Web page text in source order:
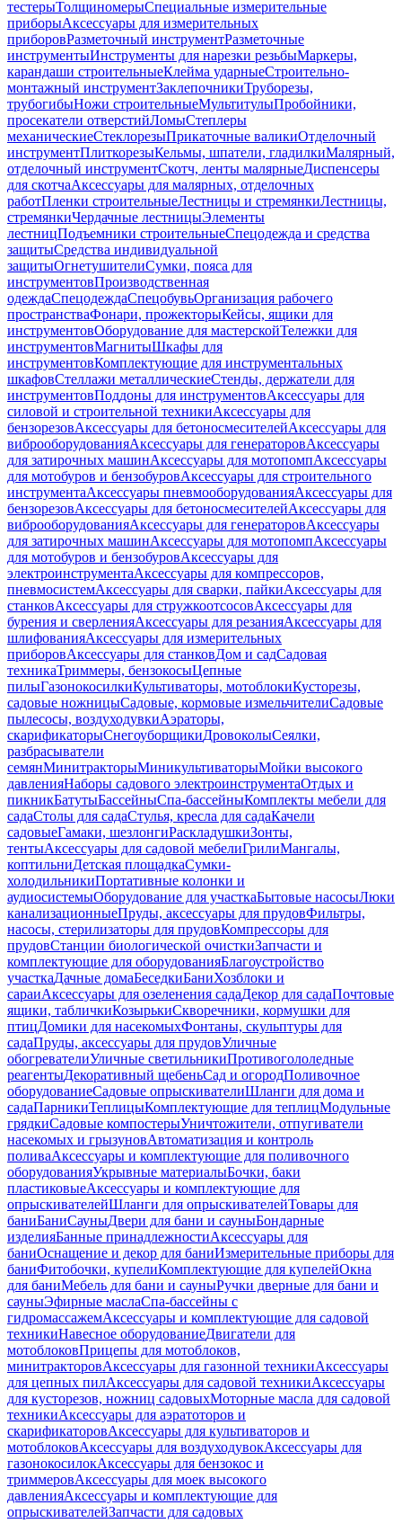
тестерыТолщиномерыСпециальные измерительные
приборыАксессуары для измерительных
приборовРазметочный инструментРазметочные
инструментыИнструменты для нарезки резьбыМаркеры,
карандаши строительныеКлейма ударныеСтроительно-
монтажный инструментЗаклепочникиТруборезы,
трубогибыНожи строительныеМультитулыПробойники,
просекатели отверстийЛомыСтеплеры
механическиеСтеклорезыПрикаточные валикиОтделочный
инструментПлиткорезыКельмы, шпатели, гладилкиМалярный,
отделочный инструментСкотч, ленты малярныеДиспенсеры
для скотчаАксессуары для малярных, отделочных
работПленки строительныеЛестницы и стремянкиЛестницы,
стремянкиЧердачные лестницыЭлементы
лестницПодъемники строительныеСпецодежда и средства
защитыСредства индивидуальной
защитыОгнетушителиСумки, пояса для
инструментовПроизводственная
одеждаСпецодеждаСпецобувьОрганизация рабочего
пространстваФонари, прожекторыКейсы, ящики для
инструментовОборудование для мастерскойТележки для
инструментовМагнитыШкафы для
инструментовКомплектующие для инструментальных
шкафовСтеллажи металлическиеСтенды, держатели для
инструментовПоддоны для инструментовАксессуары для
силовой и строительной техникиАксессуары для
бензорезовАксессуары для бетоносмесителейАксессуары для
виброоборудованияАксессуары для генераторовАксессуары
для затирочных машинАксессуары для мотопомпАксессуары
для мотобуров и бензобуровАксессуары для строительного
инструментаАксессуары пневмооборудованияАксессуары для
бензорезовАксессуары для бетоносмесителейАксессуары для
виброоборудованияАксессуары для генераторовАксессуары
для затирочных машинАксессуары для мотопомпАксессуары
для мотобуров и бензобуровАксессуары для
электроинструментаАксессуары для компрессоров,
пневмосистемАксессуары для сварки, пайкиАксессуары для
станковАксессуары для стружкоотсосовАксессуары для
бурения и сверленияАксессуары для резанияАксессуары для
шлифованияАксессуары для измерительных
приборовАксессуары для станковДом и садСадовая
техникаТриммеры, бензокосыЦепные
пилыГазонокосилкиКультиваторы, мотоблокиКусторезы,
садовые ножницыСадовые, кормовые измельчителиСадовые
пылесосы, воздуходувкиАэраторы,
скарификаторыСнегоуборщикиДровоколыСеялки,
разбрасыватели
семянМинитракторыМиникультиваторыМойки высокого
давленияНаборы садового электроинструментаОтдых и
пикникБатутыБассейныСпа-бассейныКомплекты мебели для
садаСтолы для садаСтулья, кресла для садаКачели
садовыеГамаки, шезлонгиРаскладушкиЗонты,
тентыАксессуары для садовой мебелиГрилиМангалы,
коптильниДетская площадкаСумки-
холодильникиПортативные колонки и
аудиосистемыОборудование для участкаБытовые насосыЛюки
канализационныеПруды, аксессуары для прудовФильтры,
насосы, стерилизаторы для прудовКомпрессоры для
прудовСтанции биологической очисткиЗапчасти и
комплектующие для оборудованияБлагоустройство
участкаДачные домаБеседкиБаниХозблоки и
сараиАксессуары для озеленения садаДекор для садаПочтовые
ящики, табличкиКозырькиСкворечники, кормушки для
птицДомики для насекомыхФонтаны, скульптуры для
садаПруды, аксессуары для прудовУличные
обогревателиУличные светильникиПротивогололедные
реагентыДекоративный щебеньСад и огородПоливочное
оборудованиеСадовые опрыскивателиШланги для дома и
садаПарникиТеплицыКомплектующие для теплицМодульные
грядкиСадовые компостерыУничтожители, отпугиватели
насекомых и грызуновАвтоматизация и контроль
поливаАксессуары и комплектующие для поливочного
оборудованияУкрывные материалыБочки, баки
пластиковыеАксессуары и комплектующие для
опрыскивателейШланги для опрыскивателейТовары для
баниБаниСауныДвери для бани и сауныБондарные
изделияБанные принадлежностиАксессуары для
баниОснащение и декор для баниИзмерительные приборы для
баниФитобочки, купелиКомплектующие для купелейОкна
для баниМебель для бани и сауныРучки дверные для бани и
сауныЭфирные маслаСпа-бассейны с
гидромассажемАксессуары и комплектующие для садовой
техникиНавесное оборудованиеДвигатели для
мотоблоковПрицепы для мотоблоков,
минитракторовАксессуары для газонной техникиАксессуары
для цепных пилАксессуары для садовой техникиАксессуары
для кусторезов, ножниц садовыхМоторные масла для садовой
техникиАксессуары для аэратоторов и
скарификаторовАксессуары для культиваторов и
мотоблоковАксессуары для воздуходувокАксессуары для
газонокосилокАксессуары для бензокос и
триммеровАксессуары для моек высокого
давленияАксессуары и комплектующие для
опрыскивателейЗапчасти для садовых